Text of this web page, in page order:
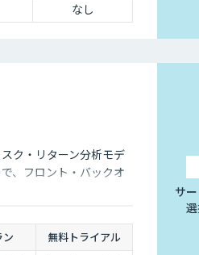
なし
ク・リターン分析モデ
、フロント・バックオ
ン 無料トライアル
サ